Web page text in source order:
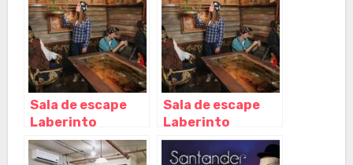
Cantabria
Sala de escape
Laberinto
Santander,
Santander –
Sala de escape
Laberinto
Santander,
Santander –